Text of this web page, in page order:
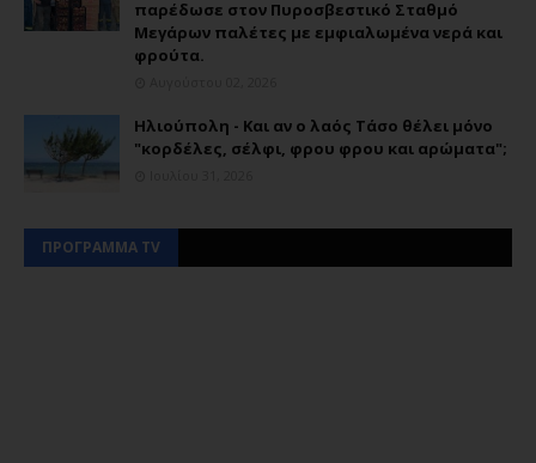
παρέδωσε στον Πυροσβεστικό Σταθμό
Μεγάρων παλέτες με εμφιαλωμένα νερά και
φρούτα.
Ηλιούπολη - Και αν ο λαός Τάσο θέλει μόνο
"κορδέλες, σέλφι, φρου φρου και αρώματα";
ΠΡΟΓΡΑΜΜΑ TV